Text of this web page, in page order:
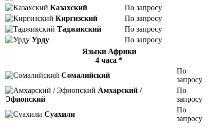
Казахский
По запросу
Киргизский
По запросу
Таджикский
По запросу
Урду
По запросу
Языки Африки
4 часа *
Сомалийский
По
запросу
Амхарский /
Эфиопский
По
запросу
Суахили
По
запросу